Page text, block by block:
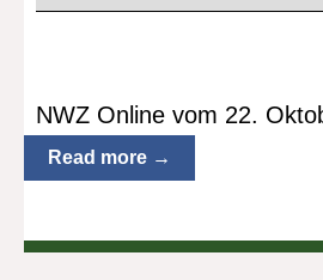
NWZ Online vom 22.
Read more →